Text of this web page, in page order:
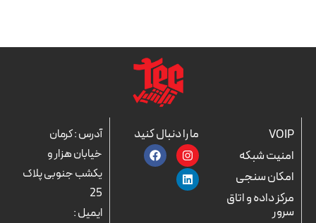
VOIP
امنیت شبکه
امکان سنجی
مرکز داده و اتاق
سرور
ما را دنبال کنید
I
n
s
t
a
F
a
c
L
i
n
k
e
آدرس : کرمان
خیابان هزار و
یکشب جنوبی پلاک
25
ایمیل :